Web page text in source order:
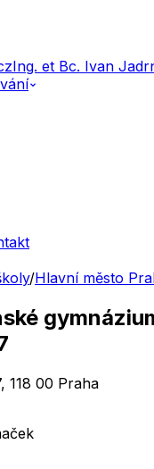
Ing. et Bc. Ivan
/Hlavní město
118 00 Praha